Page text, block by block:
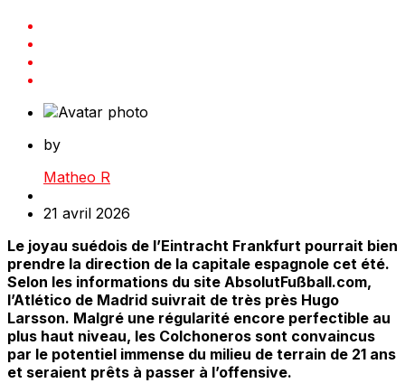
by
Matheo R
21 avril 2026
Le joyau suédois de l’Eintracht Frankfurt pourrait bien
prendre la direction de la capitale espagnole cet été.
Selon les informations du site AbsolutFußball.com,
l’Atlético de Madrid suivrait de très près Hugo
Larsson. Malgré une régularité encore perfectible au
plus haut niveau, les Colchoneros sont convaincus
par le potentiel immense du milieu de terrain de 21 ans
et seraient prêts à passer à l’offensive.